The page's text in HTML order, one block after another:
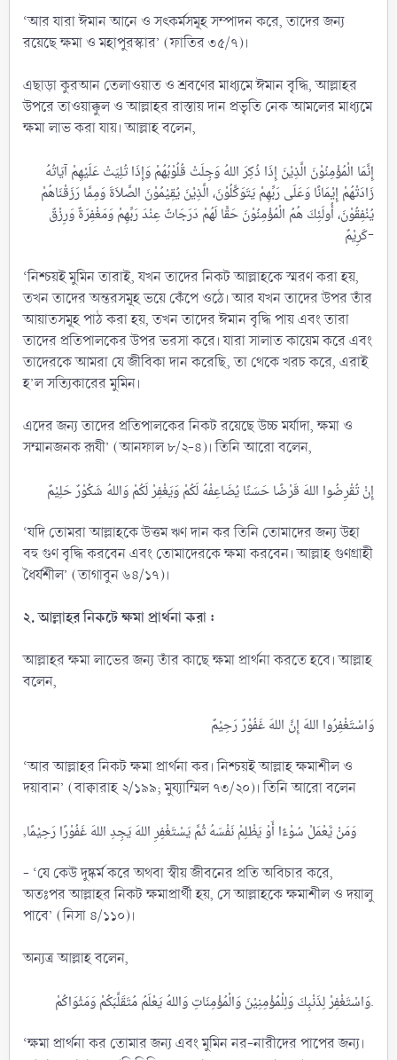
‘আর যারা ঈমান আনে ও সৎকর্মসমূহ সম্পাদন করে, তাদের জন্য
রয়েছে ক্ষমা ও মহাপুরস্কার’ (ফাতির ৩৫/৭)।
এছাড়া কুরআন তেলাওয়াত ও শ্রবণের মাধ্যমে ঈমান বৃদ্ধি, আল্লাহর
উপরে তাওয়াক্কুল ও আল্লাহর রাস্তায় দান প্রভৃতি নেক আমলের মাধ্যমে
ক্ষমা লাভ করা যায়। আল্লাহ বলেন,
إِنَّمَا الْمُؤْمِنُوْنَ الَّذِيْنَ إِذَا ذُكِرَ اللهُ وَجِلَتْ قُلُوْبُهُمْ وَإِذَا تُلِيَتْ عَلَيْهِمْ آيَاتُهُ
زَادَتْهُمْ إِيْمَانًا وَعَلَى رَبِّهِمْ يَتَوَكَّلُوْنَ، الَّذِيْنَ يُقِيْمُوْنَ الصَّلاَةَ وَمِمَّا رَزَقْنَاهُمْ
يُنْفِقُوْنَ، أُولَئِكَ هُمُ الْمُؤْمِنُوْنَ حَقًّا لَهُمْ دَرَجَاتٌ عِنْدَ رَبِّهِمْ وَمَغْفِرَةٌ وَرِزْقٌ
كَرِيْمٌ-​
‘নিশ্চয়ই মুমিন তারাই, যখন তাদের নিকট আল্লাহকে স্মরণ করা হয়,
তখন তাদের অন্তরসমূহ ভয়ে কেঁপে ওঠে। আর যখন তাদের উপর তাঁর
আয়াতসমূহ পাঠ করা হয়, তখন তাদের ঈমান বৃদ্ধি পায় এবং তারা
তাদের প্রতিপালকের উপর ভরসা করে। যারা সালাত কায়েম করে এবং
তাদেরকে আমরা যে জীবিকা দান করেছি, তা থেকে খরচ করে, এরাই
হ’ল সত্যিকারের মুমিন।
এদের জন্য তাদের প্রতিপালকের নিকট রয়েছে উচ্চ মর্যাদা, ক্ষমা ও
সম্মানজনক রূযী’ (আনফাল ৮/২-৪)। তিনি আরো বলেন,
‘যদি তোমরা আল্লাহকে উত্তম ঋণ দান কর তিনি তোমাদের জন্য উহা
বহু গুণ বৃদ্ধি করবেন এবং তোমাদেরকে ক্ষমা করবেন। আল্লাহ গুণগ্রাহী
ধৈর্যশীল’ (তাগাবুন ৬৪/১৭)।
২. আল্লাহর নিকটে ক্ষমা প্রার্থনা করা :
আল্লাহর ক্ষমা লাভের জন্য তাঁর কাছে ক্ষমা প্রার্থনা করতে হবে। আল্লাহ
বলেন,
‘আর আল্লাহর নিকট ক্ষমা প্রার্থনা কর। নিশ্চয়ই আল্লাহ ক্ষমাশীল ও
দয়াবান’ (বাক্বারাহ ২/১৯৯; মুয্যাম্মিল ৭৩/২০)। তিনি আরো বলেন
,وَمَنْ يَّعْمَلْ سُوْءًا أَوْ يَظْلِمْ نَفْسَهُ ثُمَّ يَسْتَغْفِرِ اللهَ يَجِدِ اللهَ غَفُوْرًا رَحِيْمًا
- ‘যে কেউ দুষ্কর্ম করে অথবা স্বীয় জীবনের প্রতি অবিচার করে,
অতঃপর আল্লাহর নিকট ক্ষমাপ্রার্থী হয়, সে আল্লাহকে ক্ষমাশীল ও দয়ালু
পাবে’ (নিসা ৪/১১০)।
অন্যত্র আল্লাহ বলেন,
وَاسْتَغْفِرْ لِذَنْبِكَ وَلِلْمُؤْمِنِيْنَ وَالْمُؤْمِنَاتِ وَاللهُ يَعْلَمُ مُتَقَلَّبَكُمْ وَمَثْوَاكُمْ.​
‘ক্ষমা প্রার্থনা কর তোমার জন্য এবং মুমিন নর-নারীদের পাপের জন্য।